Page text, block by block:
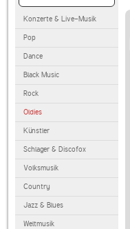
Konzerte & Live-Musik
Pop
Dance
Black Music
Rock
Oldies
Künstler
Schlager & Discofox
Volksmusik
Country
Jazz & Blues
Weltmusik